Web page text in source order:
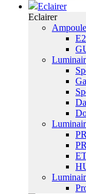
Eclairer
Eclairer